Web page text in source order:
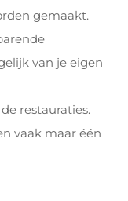
gemaakt.
van je eigen
restauraties.
vaak maar één